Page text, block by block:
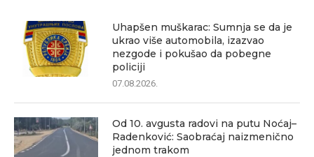
Uhapšen muškarac: Sumnja se da je
ukrao više automobila, izazvao
nezgode i pokušao da pobegne
policiji
07.08.2026.
Od 10. avgusta radovi na putu Noćaj–
Radenković: Saobraćaj naizmenično
jednom trakom